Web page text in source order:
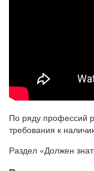
По ряду профессий
требования к
Раздел «Должен